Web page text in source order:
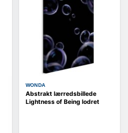
WONDA
Abstrakt lærredsbillede
Lightness of Being lodret